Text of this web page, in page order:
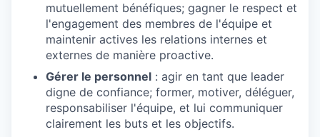
mutuellement bénéfiques; gagner le respect et
l'engagement des membres de l'équipe et
maintenir actives les relations internes et
externes de manière proactive.
Gérer le personnel : agir en tant que leader
digne de confiance; former, motiver, déléguer,
responsabiliser l'équipe, et lui communiquer
clairement les buts et les objectifs.